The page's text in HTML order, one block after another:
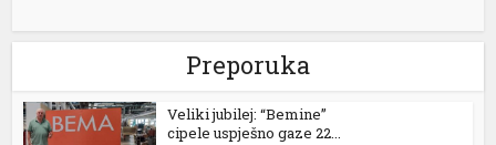
Preporuka
Veliki jubilej: “Bemine”
cipele uspješno gaze 22...